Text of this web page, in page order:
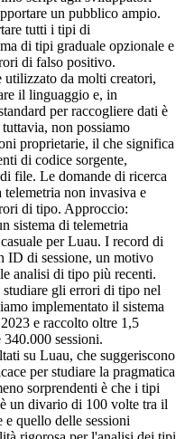
un pubblico ampio.
tutti i tipi di
di tipi graduale opzionale e
di falso positivo.
utilizzato da molti creatori,
il linguaggio e, in
per raccogliere dati è
non possiamo
proprietarie, il che significa
di codice sorgente,
file. Le domande di ricerca
non invasiva e
di tipo. Approccio:
sistema di telemetria
per Luau. I record di
ID di sessione, un motivo
analisi di tipo più recenti.
gli errori di tipo nel
implementato il sistema
e raccolto oltre 1,5
sessioni.
su Luau, che suggeriscono
per studiare la pragmatica
sorprendenti è che i tipi
un divario di 100 volte tra il
quello delle sessioni